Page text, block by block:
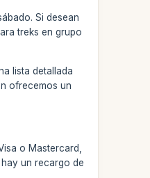
Si desean
treks en grupo
lista detallada
ofrecemos un
o Mastercard,
un recargo de